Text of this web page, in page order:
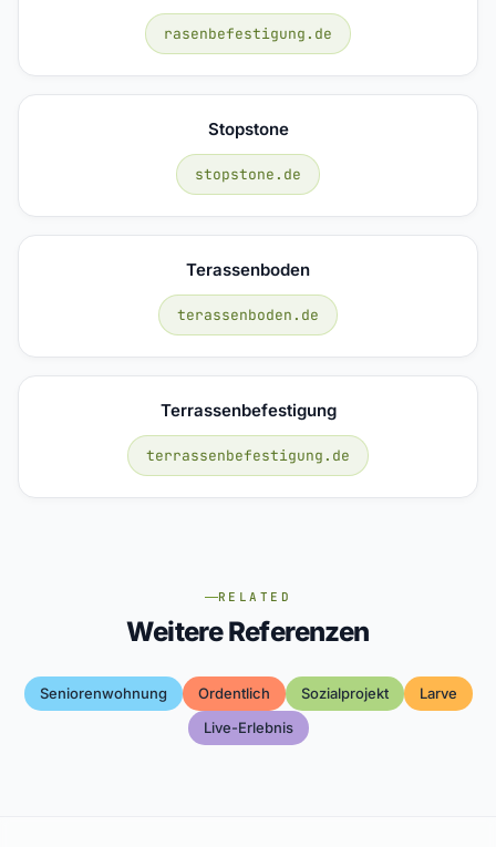
rasenbefestigung.de
Stopstone
stopstone.de
Terassenboden
terassenboden.de
Terrassenbefestigung
terrassenbefestigung.de
RELATED
Weitere Referenzen
Seniorenwohnung Ordentlich Sozialprojekt
Larve
Live-Erlebnis